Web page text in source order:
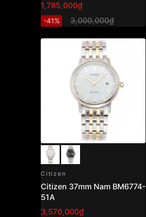
1,785,000₫
-41% 3,000,000₫
Citizen
Citizen 37mm Nam BM6774-
51A
3,570,000₫